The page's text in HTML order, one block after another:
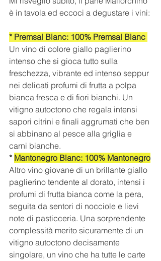
è in tavola ed eccoci a degustare i vini:
* Premsal Blanc: 100% Premsal Blanc
Un vino di colore giallo paglierino
intenso che si gioca tutto sulla
freschezza, vibrante ed intenso seppur
nei delicati profumi di frutta a polpa
bianca fresca e di fiori bianchi. Un
vitigno autoctono che regala intensi
sapori citrini e finali aggrumati che ben
si abbinano al pesce alla griglia e
carni bianche.
* Mantonegro Blanc: 100% Mantonegro
Altro vino giovane di un brillante giallo
paglierino tendente al dorato, intensi i
profumi di frutta bianca come la pera,
seguita da sentori di nocciole e lievi
note di pasticceria. Una sorprendente
complessità merito sicuramente di un
vitigno autoctono decisamente
singolare, un vino che ha tutte le carte